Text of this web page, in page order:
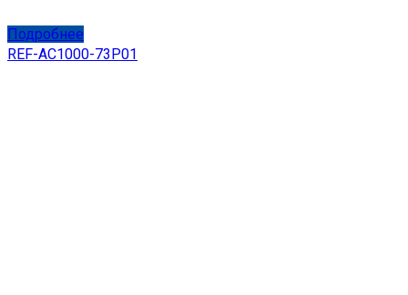
Подробнее
REF-AC1000-73P01